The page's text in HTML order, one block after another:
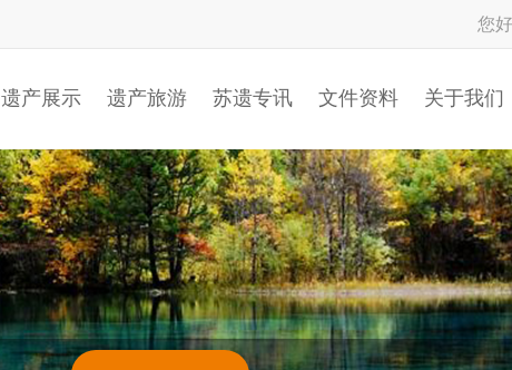
您
遗产展示 遗产旅游 苏遗专讯 文件资料 关于我们